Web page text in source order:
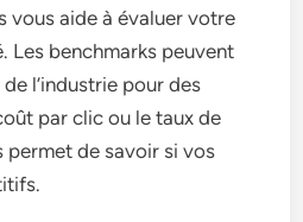
vous aide à évaluer votre
Les benchmarks peuvent
l’industrie pour des
par clic ou le taux de
permet de savoir si vos